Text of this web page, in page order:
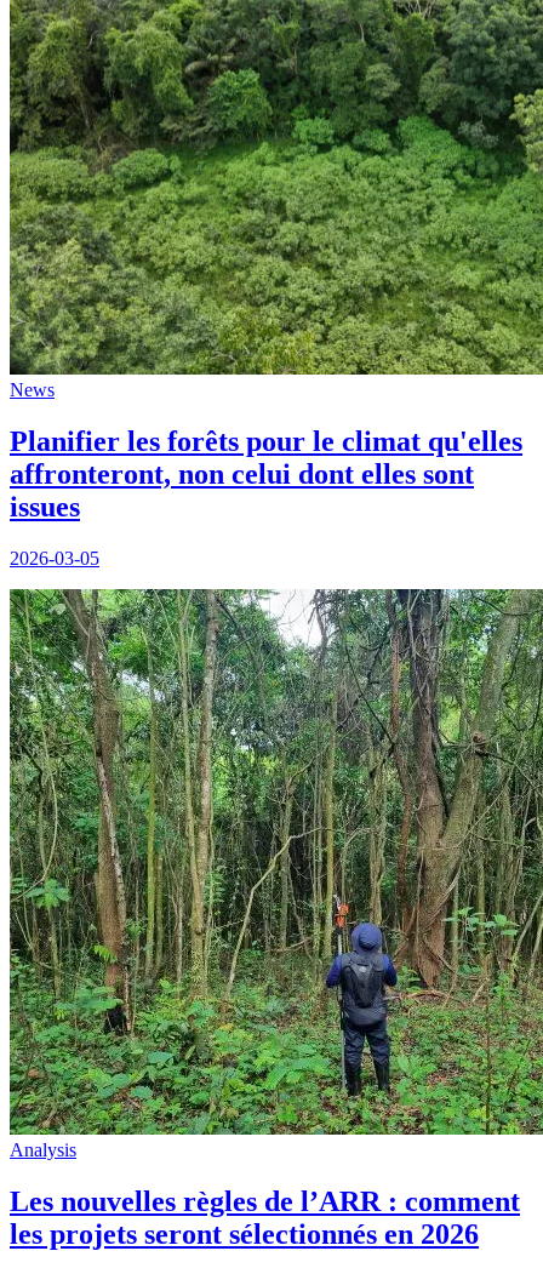
News
Planifier les forêts pour le climat qu'elles
affronteront, non celui dont elles sont
issues
2026-03-05
Analysis
Les nouvelles règles de l’ARR : comment
les projets seront sélectionnés en 2026